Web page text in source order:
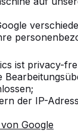
ist privacy-
der IP-
Google
suchen